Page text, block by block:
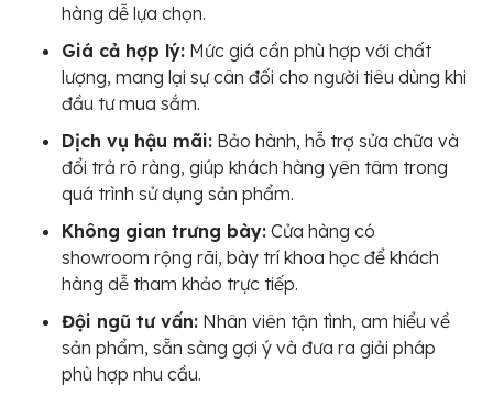
hàng dễ lựa chọn.
Giá cả hợp lý: Mức giá cần phù hợp với chất
lượng, mang lại sự cân đối cho người tiêu dùng khi
đầu tư mua sắm.
Dịch vụ hậu mãi: Bảo hành, hỗ trợ sửa chữa và
đổi trả rõ ràng, giúp khách hàng yên tâm trong
quá trình sử dụng sản phẩm.
Không gian trưng bày: Cửa hàng có
showroom rộng rãi, bày trí khoa học để khách
hàng dễ tham khảo trực tiếp.
Đội ngũ tư vấn: Nhân viên tận tình, am hiểu về
sản phẩm, sẵn sàng gợi ý và đưa ra giải pháp
phù hợp nhu cầu.